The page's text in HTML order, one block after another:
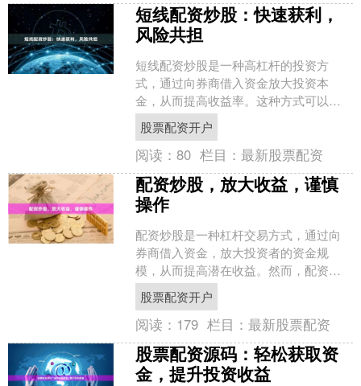
短线配资炒股：快速获利，
风险共担
短线配资炒股是一种高杠杆的投资方
式，通过向券商借入资金放大投资本
金，从而提高收益率。这种方式可以快
速获利，但同时风险也较高。 **快速获
利** 短线配资炒股的优....
股票配资开户
阅读：80 栏目：最新股票配资
配资炒股，放大收益，谨慎
操作
配资炒股是一种杠杆交易方式，通过向
券商借入资金，放大投资者的资金规
模，从而提高潜在收益。然而，配资炒
股也伴随着更高的风险，需要投资者谨
慎操作。 **放大收益**....
股票配资开户
阅读： 179 栏目：最新股票配资
股票配资源码：轻松获取资
金，提升投资收益